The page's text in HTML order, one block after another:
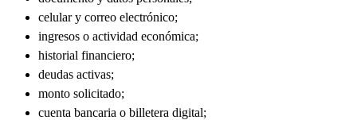
celular y correo electrónico;
ingresos o actividad económica;
historial financiero;
deudas activas;
monto solicitado;
cuenta bancaria o billetera digital;